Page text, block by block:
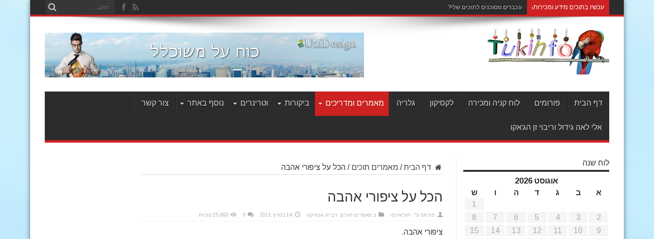
עכשיו בתוכים מידע ומכירות: כפות רגליים חמות לתוכי
דף הבית פורומים לוח קניה ומכירה לקסיקון גלריה מאמרים ומדריכים ביקורות וטרינרים נוסף באתר צור קשר
אלי לאה גידול וריבוי זן הג'אקו
דף הבית / מאמרים תוכים / הכל על ציפורי אהבה
הכל על ציפורי אהבה
פורסם ע"י: תוכיאינפו ב מאמרים תוכים רבייה וגנטיקה 14 במרץ 2011 0 25,660 צפיות
ציפורי אהבה.
לוח שנה
אוגוסט 2026
א
ב ג ד ה ו
ש
1
2
3
4
5
6
7
8
9
10
11
12
13
14
15